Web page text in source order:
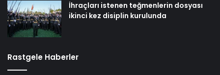
İhraçları istenen teğmenlerin dosyası
ikinci kez disiplin kurulunda
Rastgele Haberler